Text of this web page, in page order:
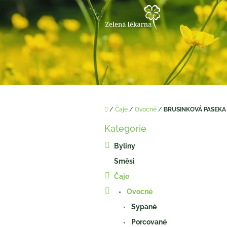
obsah
Domů
/ Čaje / Ovocné / BRUSINKOVÁ
Přeskočit
Kategorie
Byliny
Směsi
Čaje
Ovocné
Sypané
Porcované